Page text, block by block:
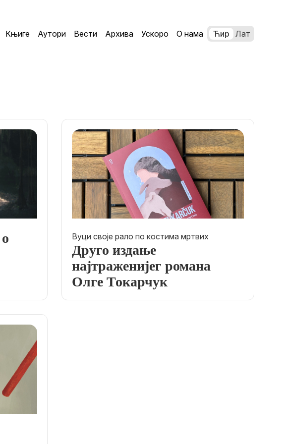
Књиге Аутори Вести Архива Ускоро О нама Ћир Лат
Вуци своје рало по костима мртвих
Друго издање
најтраженијег романа
Олге Токарчук